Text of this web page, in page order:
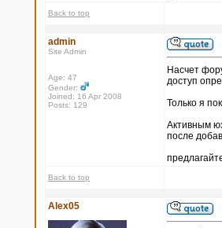
Back to top
admin
Site Admin
Age: 47
Gender:
Joined: 16 Apr 2008
Posts: 129
Насчет
доступ
Только я
Активным
после
Back to top
Alex05